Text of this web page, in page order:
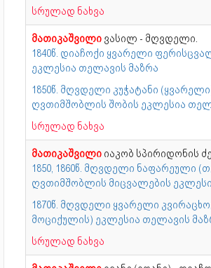
სრულად ნახვა
მათიკაშვილი ვასილ - მღვდელი.
1840წ. დიაჩოქი ყვარელი
ეკლესია თელავის მაზრა
1850წ. მღვდელი კუჭატანი
ღვთიმშობლის შობის ეკლესია
სრულად ნახვა
მათიკაშვილი იაკობ სპირიდონის
1850, 1860წ. მღვდელი ნაფარეული
ღვთიმშობლის მიცვალების
1870წ. მღვდელი ყვარელი
მოციქულის) ეკლესია თელავის
სრულად ნახვა